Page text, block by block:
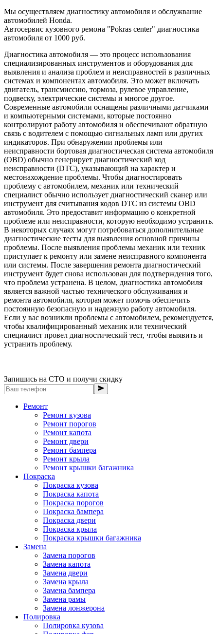
Мы осуществляем диагностику автомобиля и обслужвание
автомобилей Honda.
Автосервис кузовного ремона "Pokras center" диагностика
автомобиля от 1000 руб.
Диагностика автомобиля — это процесс использования
специализированных инструментов и оборудования для
выявления и анализа проблем и неисправностей в различных
системах и компонентах автомобиля. Это может включать
двигатель, трансмиссию, тормоза, рулевое управление,
подвеску, электрические системы и многое другое.
Современные автомобили оснащены различными датчиками
и компьютерными системами, которые постоянно
контролируют работу автомобиля и обеспечивают обратную
связь с водителем с помощью сигнальных ламп или других
индикаторов. При обнаружении проблемы или
неисправности бортовая диагностическая система автомобиля
(OBD) обычно генерирует диагностический код
неисправности (DTC), указывающий на характер и
местонахождение проблемы. Чтобы диагностировать
проблему с автомобилем, механик или технический
специалист обычно использует диагностический сканер или
инструмент для считывания кодов DTC из системы OBD
автомобиля. Это предоставит информацию о конкретной
проблеме или неисправности, которую необходимо устранить.
В некоторых случаях могут потребоваться дополнительные
диагностические тесты для выявления основной причины
проблемы. После выявления проблемы механик или техник
приступает к ремонту или замене неисправного компонента
или системы. После завершения ремонта диагностический
инструмент будет снова использован для подтверждения того,
что проблема устранена. В целом, диагностика автомобиля
является важной частью технического обслуживания и
ремонта автомобиля, которая может помочь обеспечить
постоянную безопасную и надежную работу автомобиля.
Если у вас возникли проблемы с автомобилем, рекомендуется,
чтобы квалифицированный механик или технический
специалист провел диагностический тест, чтобы выявить и
устранить проблему.
Запишись на СТО и получи скидку
Ремонт
Ремонт кузова
Ремонт порогов
Ремонт капота
Ремонт двери
Ремонт бампера
Ремонт крыла
Ремонт крышки багажника
Покраска
Покраска кузова
Покраска капота
Покраска порогов
Покраска бампера
Покраска двери
Покраска крыла
Покраска крышки багажника
Замена
Замена порогов
Замена капота
Замена двери
Замена крыла
Замена бампера
Замена рамы
Замена лонжерона
Полировка
Полировка кузова